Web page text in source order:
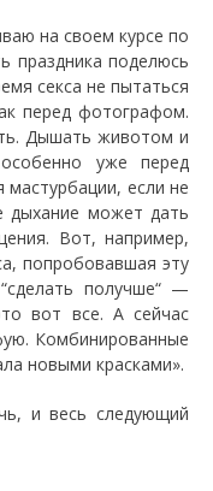
на своем курсе по
праздника поделюсь
секса не пытаться
перед фотографом.
Дышать животом и
уже перед
если не
дыхание может дать
Вот, например,
попробовавшая эту
получше“ —
вот все. А сейчас
Комбинированные
новыми красками».
и весь следующий